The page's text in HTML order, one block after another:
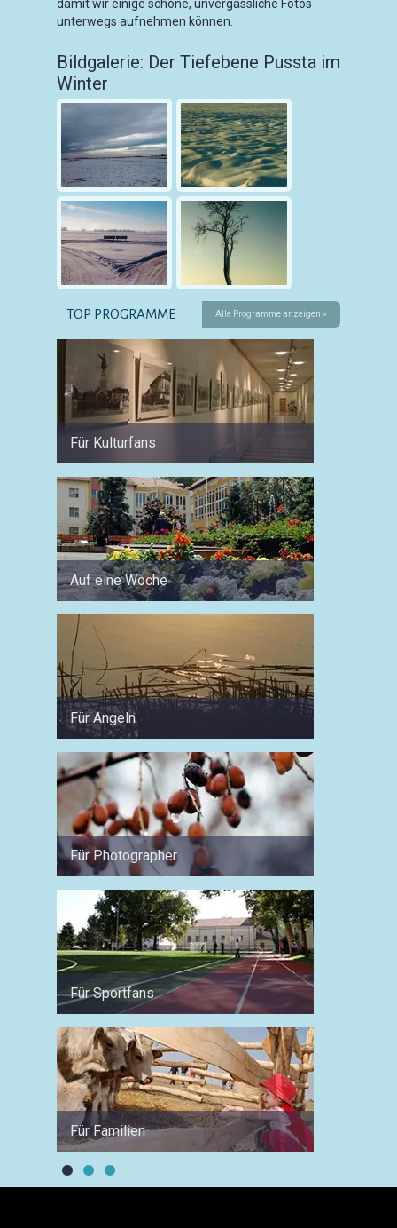
damit wir einige schöne, unvergässliche Fotos
unterwegs aufnehmen können.
Bildgalerie: Der Tiefebene Pussta im
Winter
TOP PROGRAMME Alle Programme anzeigen »
Für Kulturfans
Auf eine Woche
Für Angeln
Für Photographer
Für Sportfans
Für Familien